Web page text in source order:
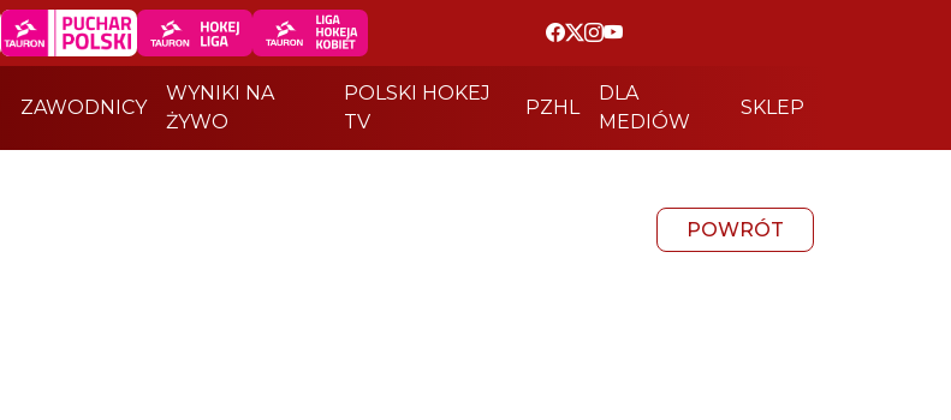
ZAWODNICY
WYNIKI NA
ŻYWO
POLSKI HOKEJ
TV
PZHL
DLA
MEDIÓW
SKLEP
POWRÓT